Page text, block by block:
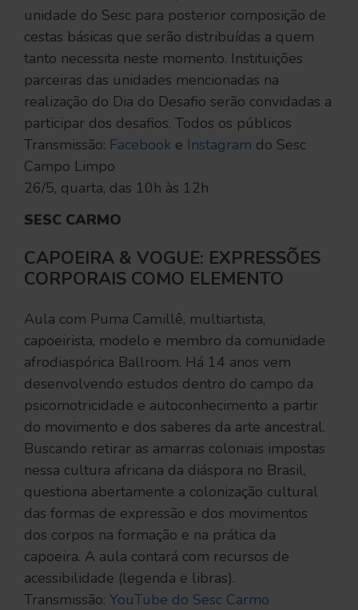
unidade do Sesc para posterior composição de
cestas básicas que serão distribuídas a quem
tanto necessita neste momento. Instituições
parceiras das unidades mencionadas na
realização do Dia do Desafio serão convidadas a
participar dos desafios. Todos os públicos
Transmissão: Facebook e Instagram do Sesc
Campo Limpo
26/5, quarta, das 10h às 12h
SESC CARMO
CAPOEIRA & VOGUE: EXPRESSÕES
CORPORAIS COMO ELEMENTO
Aula com Puma Camillê, multiartista,
capoeirista, modelo e membro da comunidade
afrodiaspórica Ballroom. Há 14 anos vem
desenvolvendo estudos dentro do campo da
psicomotricidade e autoconhecimento a partir
do movimento e dos saberes da arte ancestral.
Buscando retirar as amarras coloniais impostas
nessa cultura africana da diáspora no Brasil,
questiona abertamente a colonização cultural
das formas de expressão e dos movimentos
dos corpos na formação e na prática da
capoeira. A aula contará com recursos de
acessibilidade (legenda e libras).
Transmissão: YouTube do Sesc Carmo